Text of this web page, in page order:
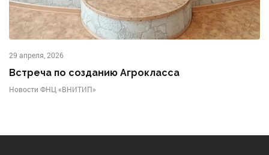
29 апреля, 2026
Встреча по созданию Агрокласса
Новости ФНЦ «ВНИТИП»